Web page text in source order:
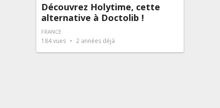
Découvrez Holytime, cette
alternative à Doctolib !
FRANCE
184vues 2 années déjà